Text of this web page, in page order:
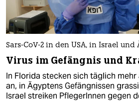
Sars-CoV-2 in den USA, in Israel und
Virus im Gefängnis und
In Florida stecken sich täglich mehr
an, in Ägyptens Gefängnissen
Israel streiken PflegerInnen gegen